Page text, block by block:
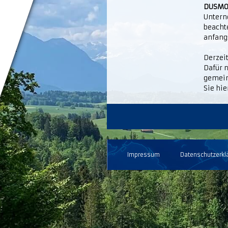
DUSMO
Dafür
Sie
Impressum